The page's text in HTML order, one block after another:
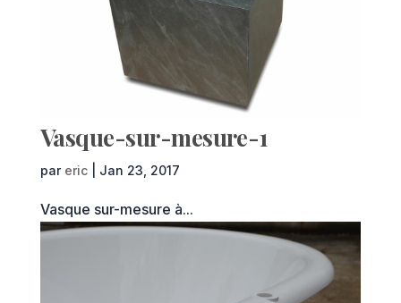
Vasque-sur-mesure-1
par eric| Jan 23, 2017
Vasque sur-mesure à...